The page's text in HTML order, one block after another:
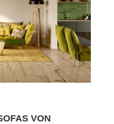
VON